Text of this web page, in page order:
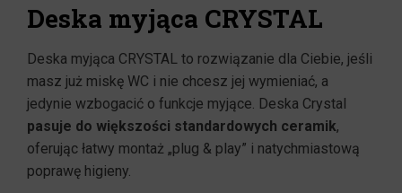
Deska myjąca CRYSTAL
Deska myjąca CRYSTAL to rozwiązanie dla Ciebie, jeśli
masz już miskę WC i nie chcesz jej wymieniać, a
jedynie wzbogacić o funkcje myjące. Deska Crystal
pasuje do większości standardowych ceramik,
oferując łatwy montaż „plug & play” i natychmiastową
poprawę higieny.